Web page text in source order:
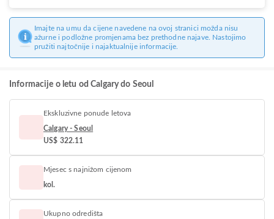
Imajte na umu da cijene navedene na ovoj stranici možda nisu
ažurne i podložne promjenama bez prethodne najave. Nastojimo
pružiti najtočnije i najaktualnije informacije.
Informacije o letu od Calgary do Seoul
Ekskluzivne ponude letova
Calgary - Seoul
US$ 322.11
Mjesec s najnižom cijenom
kol.
Ukupno odredišta